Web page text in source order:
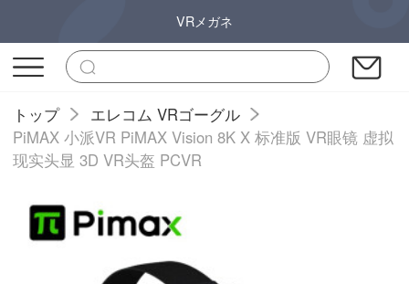
VRメガネ
トップ
エレコム VRゴーグル
PiMAX 小派VR PiMAX Vision 8K X 标准版 VR眼镜 虚拟
现实头显 3D VR头盔 PCVR